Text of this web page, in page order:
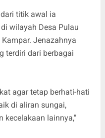
titik awal ia
wilayah Desa Pulau
Jenazahnya
terdiri dari berbagai
agar tetap berhati-hati
di aliran sungai,
kecelakaan lainnya,"